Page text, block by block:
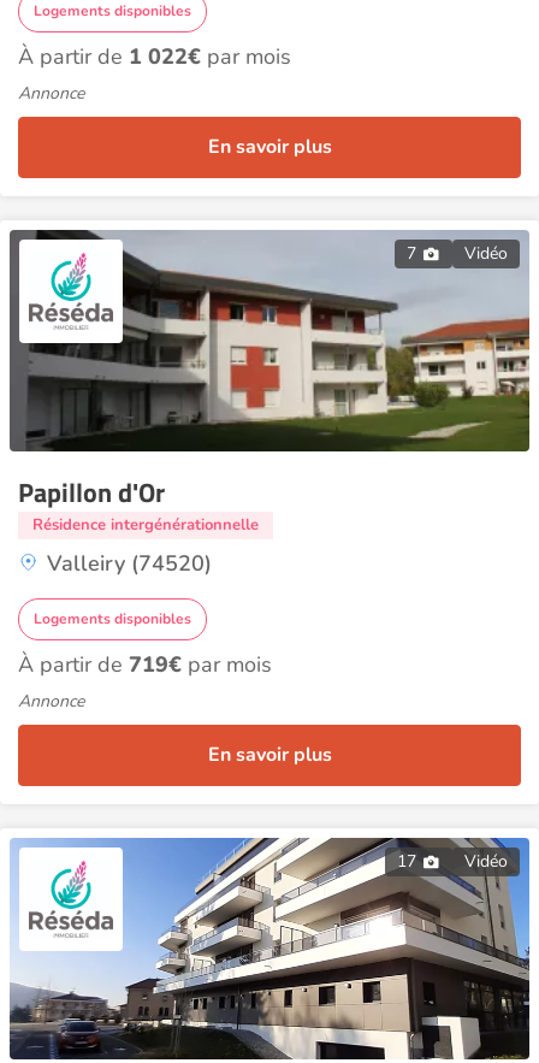
Logements disponibles
À partir de 1 022€ par mois
Annonce
En savoir plus
7 Vidéo
Papillon d'Or
Résidence intergénérationnelle
Valleiry (74520)
Logements disponibles
À partir de 719€ par mois
Annonce
En savoir plus
17 Vidéo